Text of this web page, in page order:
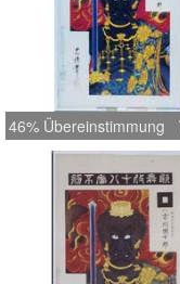
46% Übereinstimmung